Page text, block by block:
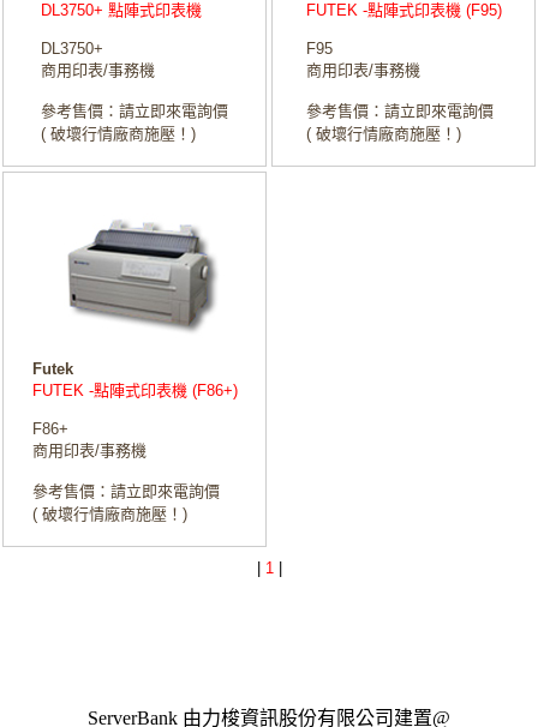
DL3750+ 點陣式印表機
DL3750+
商用印表/事務機
參考售價：請立即來電詢價
( 破壞行情廠商施壓！)
FUTEK -點陣式印表機 (F95)
F95
商用印表/事務機
參考售價：請立即來電詢價
( 破壞行情廠商施壓！)
Futek
FUTEK -點陣式印表機 (F86+)
F86+
商用印表/事務機
參考售價：請立即來電詢價
( 破壞行情廠商施壓！)
1|
ServerBank 由力梭資訊股份有限公司建置@